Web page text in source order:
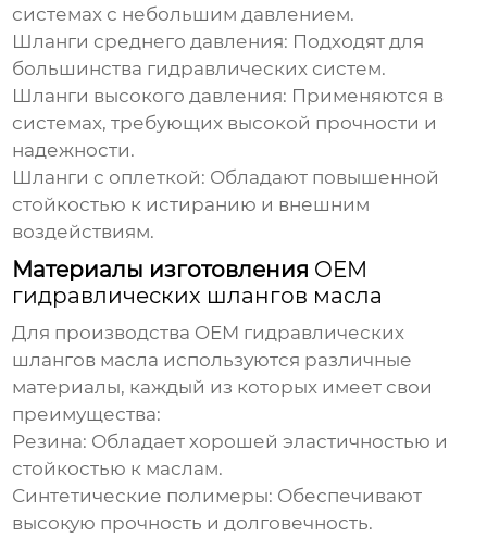
системах с небольшим давлением.
Шланги среднего давления: Подходят для
большинства гидравлических систем.
Шланги высокого давления: Применяются в
системах, требующих высокой прочности и
надежности.
Шланги с оплеткой: Обладают повышенной
стойкостью к истиранию и внешним
воздействиям.
Материалы изготовления OEM
гидравлических шлангов масла
Для производства OEM гидравлических
шлангов масла используются различные
материалы, каждый из которых имеет свои
преимущества:
Резина: Обладает хорошей эластичностью и
стойкостью к маслам.
Синтетические полимеры: Обеспечивают
высокую прочность и долговечность.